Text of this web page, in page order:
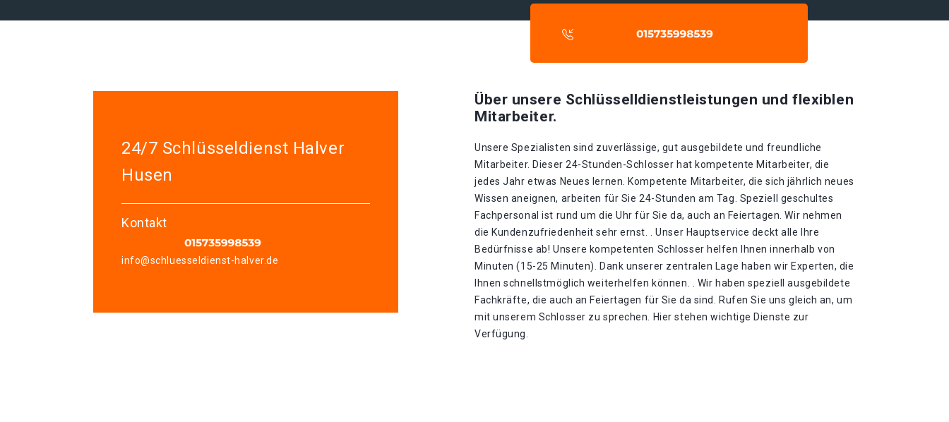
24/7 Schlüsseldienst Halver
Husen
Kontakt
info@schluesseldienst-halver.de
Über unsere Schlüsselldienstleistungen und flexiblen
Mitarbeiter.
Unsere Spezialisten sind zuverlässige, gut ausgebildete und freundliche
Mitarbeiter. Dieser 24-Stunden-Schlosser hat kompetente Mitarbeiter, die
jedes Jahr etwas Neues lernen. Kompetente Mitarbeiter, die sich jährlich neues
Wissen aneignen, arbeiten für Sie 24-Stunden am Tag. Speziell geschultes
Fachpersonal ist rund um die Uhr für Sie da, auch an Feiertagen. Wir nehmen
die Kundenzufriedenheit sehr ernst. . Unser Hauptservice deckt alle Ihre
Bedürfnisse ab! Unsere kompetenten Schlosser helfen Ihnen innerhalb von
Minuten (15-25 Minuten). Dank unserer zentralen Lage haben wir Experten, die
Ihnen schnellstmöglich weiterhelfen können. . Wir haben speziell ausgebildete
Fachkräfte, die auch an Feiertagen für Sie da sind. Rufen Sie uns gleich an, um
mit unserem Schlosser zu sprechen. Hier stehen wichtige Dienste zur
Verfügung.